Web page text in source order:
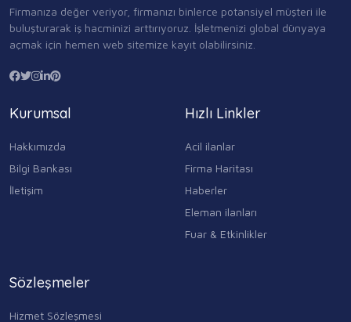
Firmanıza değer veriyor, firmanızı binlerce potansiyel müşteri ile
buluşturarak iş hacminizi arttırıyoruz. İşletmenizi global dünyaya
açmak için hemen web sitemize kayıt olabilirsiniz.
Kurumsal
Hakkımızda
Bilgi Bankası
İletişim
Hızlı Linkler
Acil ilanlar
Firma Haritası
Haberler
Eleman ilanları
Fuar & Etkinlikler
Sözleşmeler
Hizmet Sözleşmesi